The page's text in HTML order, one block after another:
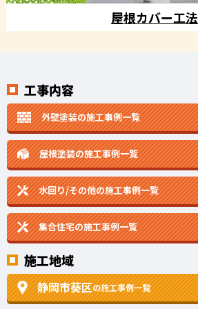
屋根カバー工法
工事内容
外壁塗装の施工事例一覧
屋根塗装の施工事例一覧
水回り/その他の施工事例一覧
集合住宅の施工事例一覧
施工地域
静岡市葵区の施工事例一覧